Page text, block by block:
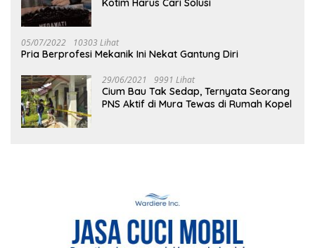
Kotim Harus Cari Solusi
05/07/2022 10303 Lihat
Pria Berprofesi Mekanik Ini Nekat Gantung Diri
29/06/2021 9991 Lihat
Cium Bau Tak Sedap, Ternyata Seorang
PNS Aktif di Mura Tewas di Rumah Kopel